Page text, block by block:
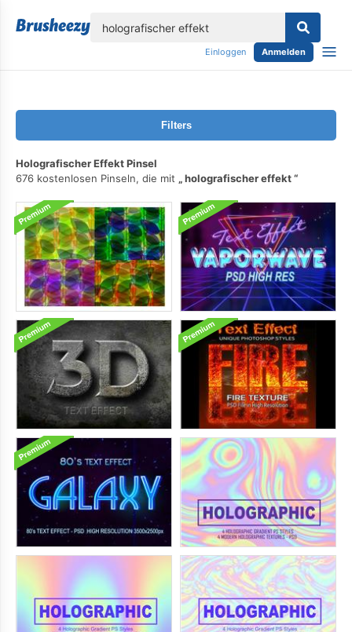
Einloggen Anmelden
Filters
Holografischer Effekt Pinsel
676 kostenlosen Pinseln, die mit
holografischer effekt